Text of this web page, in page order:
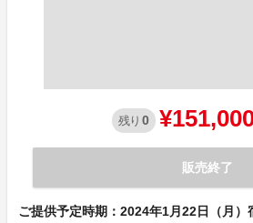
残り 0
販売終了
ご提供予定時期：2024年1月22日（月）